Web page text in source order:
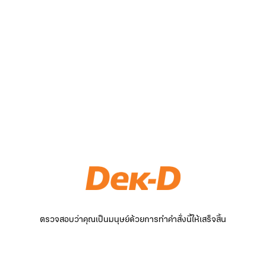
ตรวจสอบว่าคุณเป็นมนุษย์ด้วยการทำคำสั่งนี้ให้เสร็จสิ้น